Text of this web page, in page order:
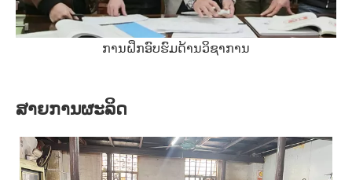
ການຝຶກອົບຮົມດ້ານວິຊາການ
ສາຍການຜະລິດ